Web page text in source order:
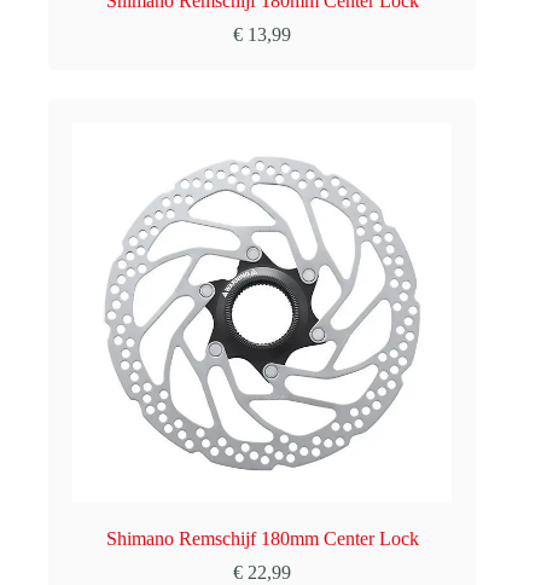
€ 13,99
Shimano Remschijf 180mm Center Lock
€ 22,99